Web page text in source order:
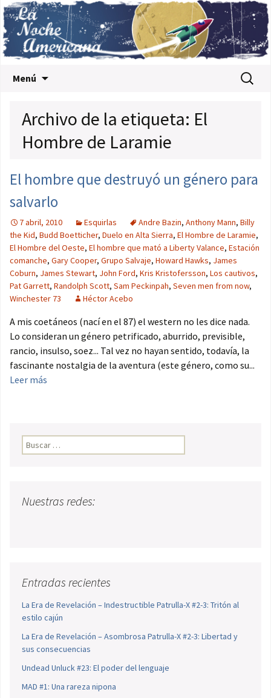
Menú Buscar:
Archivo de la etiqueta: El
Hombre de Laramie
El hombre que destruyó un género para
salvarlo
7 abril, 2010 Esquirlas Andre Bazin, Anthony Mann, Billy
the Kid, Budd Boetticher, Duelo en Alta Sierra, El Hombre de Laramie,
El Hombre del Oeste, El hombre que mató a Liberty Valance, Estación
comanche, Gary Cooper, Grupo Salvaje, Howard Hawks, James
Coburn, James Stewart, John Ford, Kris Kristofersson, Los cautivos,
Pat Garrett, Randolph Scott, Sam Peckinpah, Seven men from now,
Winchester 73
Héctor Acebo
A mis coetáneos (nací en el 87) el western no les dice nada.
Lo consideran un género petrificado, aburrido, previsible,
rancio, insulso, soez... Tal vez no hayan sentido, todavía, la
fascinante nostalgia de la aventura (este género, como su...
Leer más
Buscar:
Nuestras redes:
Entradas recientes
La Era de Revelación – Indestructible Patrulla-X #2-3: Tritón al
estilo cajún
La Era de Revelación – Asombrosa Patrulla-X #2-3: Libertad y
sus consecuencias
Undead Unluck #23: El poder del lenguaje
MAD #1: Una rareza nipona